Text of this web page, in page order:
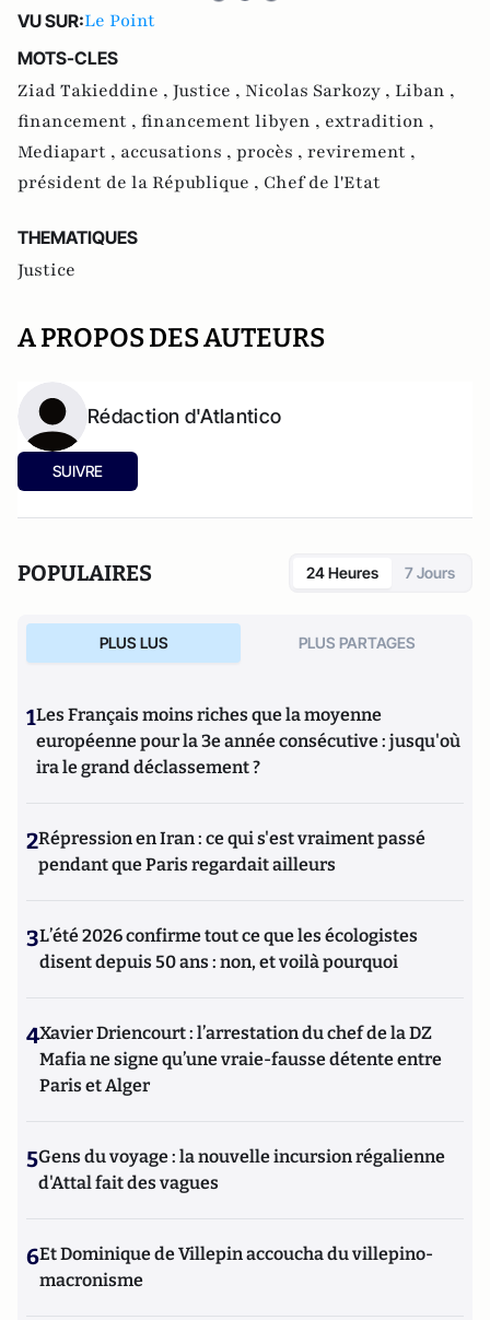
VU SUR:Le Point
MOTS-CLES
Ziad Takieddine , Justice , Nicolas Sarkozy , Liban ,
financement , financement libyen , extradition ,
Mediapart , accusations , procès , revirement ,
président de la République , Chef de l'Etat
THEMATIQUES
Justice
A PROPOS DES AUTEURS
Rédaction d'Atlantico
SUIVRE
POPULAIRES 24 Heures 7 Jours
PLUS LUS PLUS PARTAGES
1Les Français moins riches que la moyenne
européenne pour la 3e année consécutive : jusqu'où
ira le grand déclassement ?
2Répression en Iran : ce qui s'est vraiment passé
pendant que Paris regardait ailleurs
3L’été 2026 confirme tout ce que les écologistes
disent depuis 50 ans : non, et voilà pourquoi
4Xavier Driencourt : l’arrestation du chef de la DZ
Mafia ne signe qu’une vraie-fausse détente entre
Paris et Alger
5Gens du voyage : la nouvelle incursion régalienne
d'Attal fait des vagues
6Et Dominique de Villepin accoucha du villepino-
macronisme